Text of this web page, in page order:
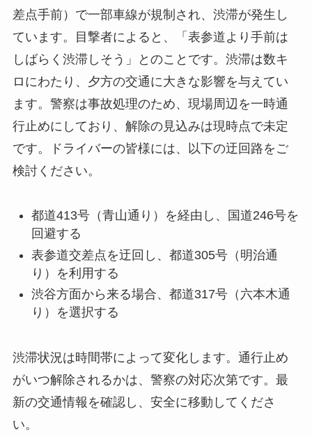
差点手前）で一部車線が規制され、渋滞が発生し
ています。目撃者によると、「表参道より手前は
しばらく渋滞しそう」とのことです。渋滞は数キ
ロにわたり、夕方の交通に大きな影響を与えてい
ます。警察は事故処理のため、現場周辺を一時通
行止めにしており、解除の見込みは現時点で未定
です。ドライバーの皆様には、以下の迂回路をご
検討ください。
都道413号（青山通り）を経由し、国道246号を
回避する
表参道交差点を迂回し、都道305号（明治通
り）を利用する
渋谷方面から来る場合、都道317号（六本木通
り）を選択する
渋滞状況は時間帯によって変化します。通行止め
がいつ解除されるかは、警察の対応次第です。最
新の交通情報を確認し、安全に移動してくださ
い。